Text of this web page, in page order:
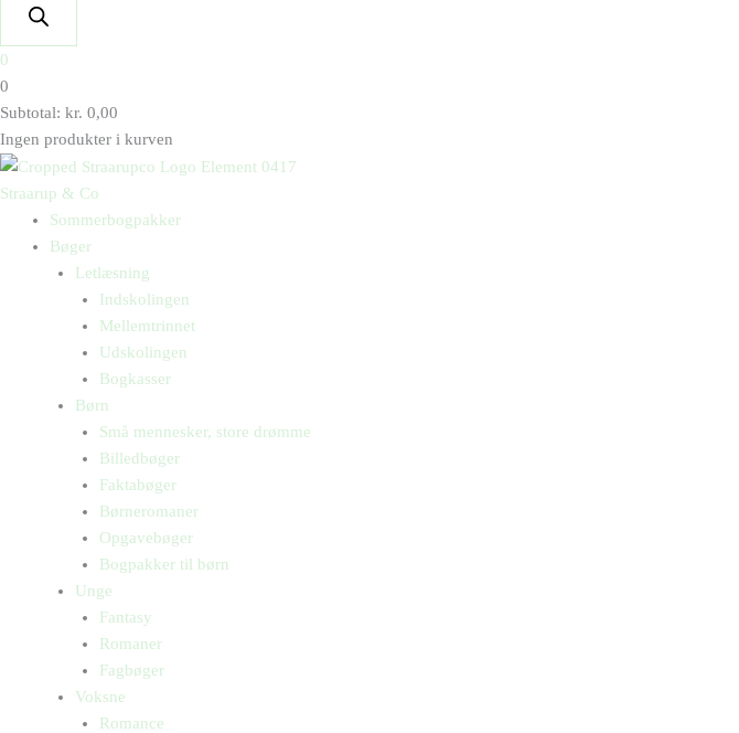
0
0
Subtotal: kr. 0,00
Ingen produkter i kurven
Straarup & Co
Sommerbogpakker
Bøger
Letlæsning
Indskolingen
Mellemtrinnet
Udskolingen
Bogkasser
Børn
Små mennesker, store drømme
Billedbøger
Faktabøger
Børneromaner
Opgavebøger
Bogpakker til børn
Unge
Fantasy
Romaner
Fagbøger
Voksne
Romance